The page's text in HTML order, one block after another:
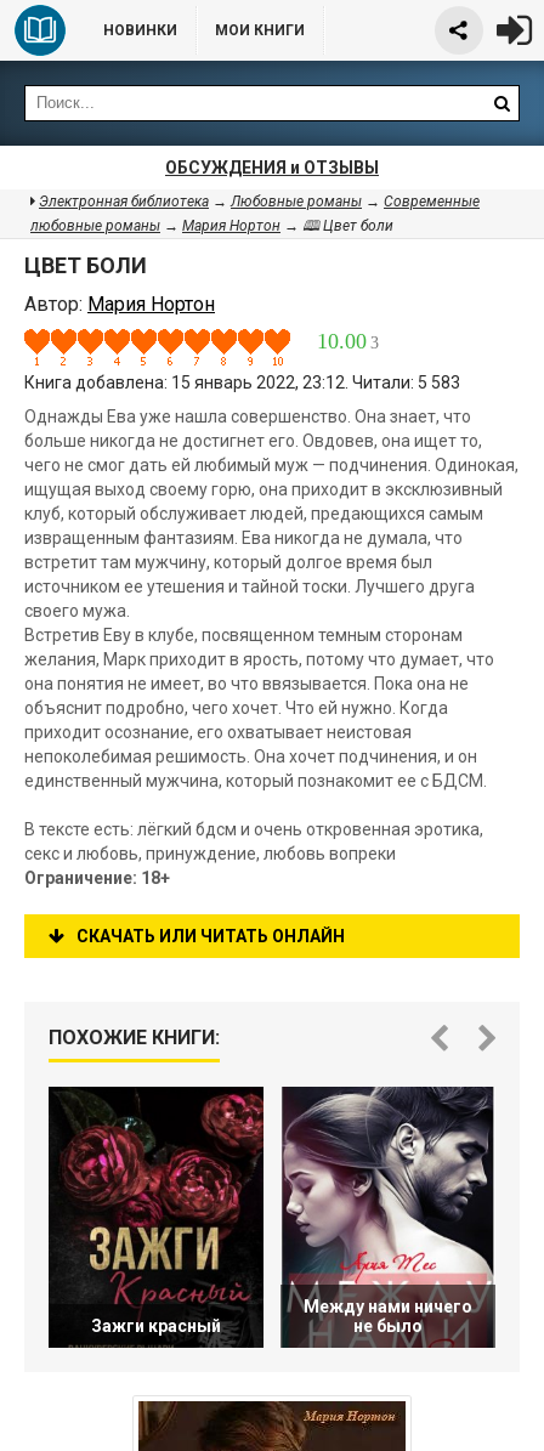
НОВИНКИ МОИ КНИГИ
ОБСУЖДЕНИЯ и ОТЗЫВЫ
Электронная библиотека →Любовные романы → Современные
любовные романы → Мария Нортон → 🕮 Цвет боли
ЦВЕТ БОЛИ
Автор: Мария Нортон
10.00 3
Книга добавлена: 15 январь 2022, 23:12. Читали: 5 583
Однажды Ева уже нашла совершенство. Она знает, что
больше никогда не достигнет его. Овдовев, она ищет то,
чего не смог дать ей любимый муж — подчинения. Одинокая,
ищущая выход своему горю, она приходит в эксклюзивный
клуб, который обслуживает людей, предающихся самым
извращенным фантазиям. Ева никогда не думала, что
встретит там мужчину, который долгое время был
источником ее утешения и тайной тоски. Лучшего друга
своего мужа.
Встретив Еву в клубе, посвященном темным сторонам
желания, Марк приходит в ярость, потому что думает, что
она понятия не имеет, во что ввязывается. Пока она не
объяснит подробно, чего хочет. Что ей нужно. Когда
приходит осознание, его охватывает неистовая
непоколебимая решимость. Она хочет подчинения, и он
единственный мужчина, который познакомит ее с БДСМ.
В тексте есть: лёгкий бдсм и очень откровенная эротика,
секс и любовь, принуждение, любовь вопреки
Ограничение: 18+
СКАЧАТЬ ИЛИ ЧИТАТЬ ОНЛАЙН
ПОХОЖИЕ КНИГИ:
Зажги красный
Между нами ничего
не было